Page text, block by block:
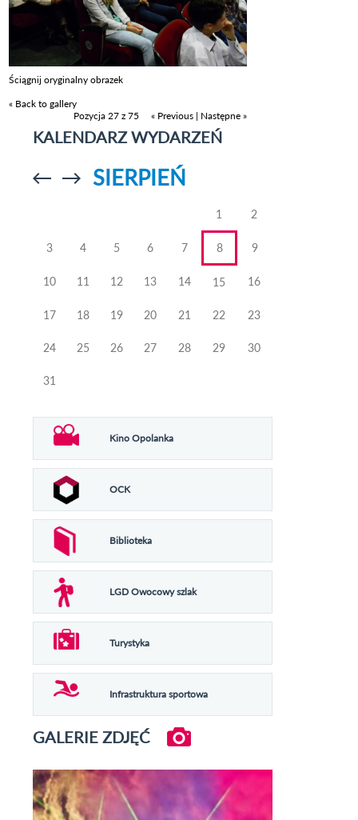
Ściągnij oryginalny obrazek
« Back to gallery
Pozycja 27 z 75
« Previous | Następne »
KALENDARZ WYDARZEŃ
Przejdź doPrzejdź do
SIERPIEŃ
1 2
3 4 5 6 7 8 9
10 11 12 13 14 15 16
17 18 19 20 21 22 23
24 25 26 27 28 29 30
31
Kino Opolanka
OCK
Biblioteka
LGD Owocowy szlak
Turystyka
Infrastruktura sportowa
GALERIE ZDJĘĆ